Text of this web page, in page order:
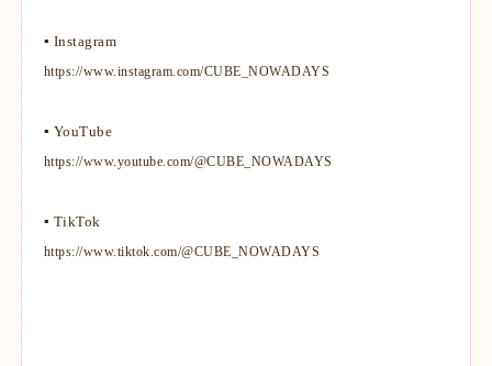
▪ Instagram
https://www.instagram.com/CUBE_NOWADAYS
▪ YouTube
https://www.youtube.com/@CUBE_NOWADAYS
▪ TikTok
https://www.tiktok.com/@CUBE_NOWADAYS